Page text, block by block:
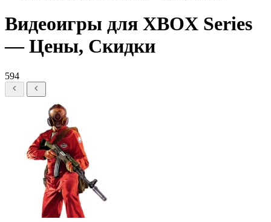
Видеоигры для XBOX Series
— Цены, Скидки
594